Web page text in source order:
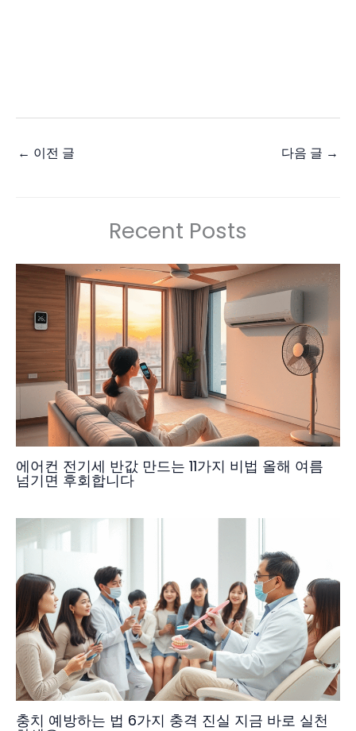
← 이전 글 다음 글 →
Recent Posts
에어컨 전기세 반값 만드는 11가지 비법 올해 여름
넘기면 후회합니다
충치 예방하는 법 6가지 충격 진실 지금 바로 실천